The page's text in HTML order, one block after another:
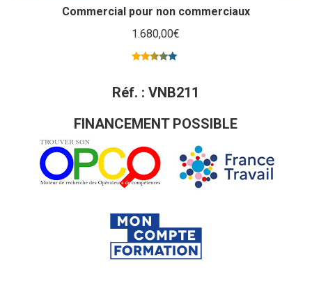
Commercial pour non commerciaux
1.680,00€
Réf. : VNB211
FINANCEMENT POSSIBLE